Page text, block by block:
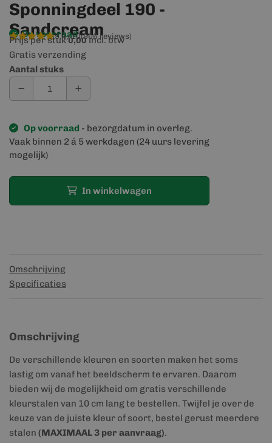
Sponningdeel 190 -
Sandcream
Op voorraad
9,4/10(906 reviews)
Prijs per stuk0,00incl. btw
Gratis verzending
Aantal stuks
Op voorraad - bezorgdatum in overleg.
Vaak binnen 2 á 5 werkdagen (24 uurs levering
mogelijk)
In winkelwagen
Omschrijving
Specificaties
Omschrijving
De verschillende kleuren en soorten maken het soms
lastig om vanaf het beeldscherm te ervaren. Daarom
bieden wij de mogelijkheid om gratis verschillende
kleurstalen van 10 cm lang te bestellen. Twijfel je over de
keuze van de juiste kleur of soort, bestel gerust meerdere
stalen (MAXIMAAL 3 per aanvraag).